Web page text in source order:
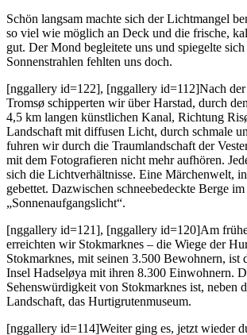
Schön langsam machte sich der Lichtmangel
so viel wie möglich an Deck und die frische,
gut. Der Mond begleitete uns und spiegelte
Sonnenstrahlen fehlten uns doch.
[nggallery id=122], [nggallery id=112]Nach
Tromsø schipperten wir über Harstad, durch
4,5 km langen künstlichen Kanal, Richtung
Landschaft mit diffusen Licht, durch schmale
fuhren wir durch die Traumlandschaft der
mit dem Fotografieren nicht mehr aufhören.
sich die Lichtverhältnisse. Eine Märchenwelt,
gebettet. Dazwischen schneebedeckte Berge im
„Sonnenaufgangslicht“.
[nggallery id=121], [nggallery id=120]Am
erreichten wir Stokmarknes – die Wiege der
Stokmarknes, mit seinen 3.500 Bewohnern, ist
Insel Hadseløya mit ihren 8.300 Einwohnern.
Sehenswürdigkeit von Stokmarknes ist, neben
Landschaft, das Hurtigrutenmuseum.
[nggallery id=114]Weiter ging es, jetzt wieder